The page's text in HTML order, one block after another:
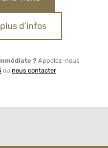
d’infos
? Appelez-nous
ou nous contacter